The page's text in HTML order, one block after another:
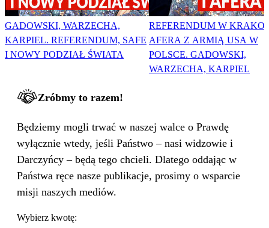
GADOWSKI, WARZECHA,
KARPIEL. REFERENDUM, SAFE
I NOWY PODZIAŁ ŚWIATA
REFERENDUM W
AFERA Z ARMIĄ USA W
POLSCE. GADOWSKI,
WARZECHA, KARPIEL
Zróbmy to razem!
Będziemy mogli trwać w naszej walce o Prawdę
wyłącznie wtedy, jeśli Państwo – nasi widzowie i
Darczyńcy – będą tego chcieli. Dlatego oddając w
Państwa ręce nasze publikacje, prosimy o wsparcie
misji naszych mediów.
Wybierz kwotę: